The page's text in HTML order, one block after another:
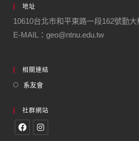
地址
10610台北市和平東路一段162號勤大
E-MAIL：geo@ntnu.edu.tw
相關連結
系友會
社群網站